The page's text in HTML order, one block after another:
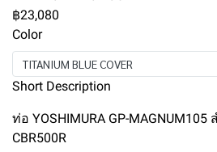
฿23,080
Color
TITANIUM BLUE COVER
Short Description
ท่อ YOSHIMURA GP-MAGNUM105
CBR500R